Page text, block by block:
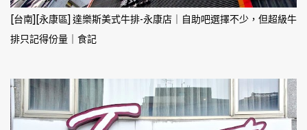
[台南][永康區] 達樂斯美式牛排-永康店｜自助吧選擇不少，但超級牛
排只記得份量｜食記